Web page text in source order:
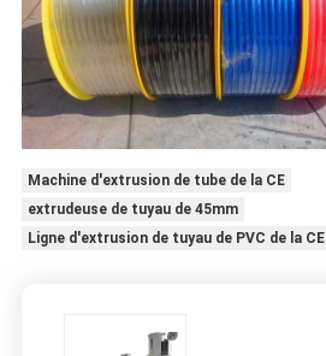
Machine d'extrusion de tube de la CE
extrudeuse de tuyau de 45mm
Ligne d'extrusion de tuyau de PVC de la CE